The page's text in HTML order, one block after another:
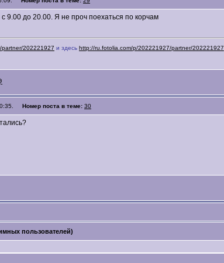
9.00 до 20.00. Я не проч поехаться по корчам
202221927 и здесь http://ru.fotolia.com/p/202221927/partner/202221927
Номер поста в теме: 30
пользователей)